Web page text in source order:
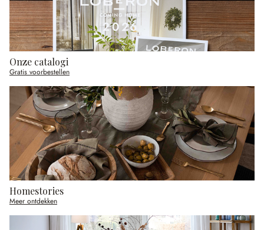
Onze catalogi
Gratis voorbestellen
Homestories
Meer ontdekken